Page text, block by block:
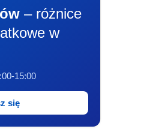
– różnice
w
15:00
się